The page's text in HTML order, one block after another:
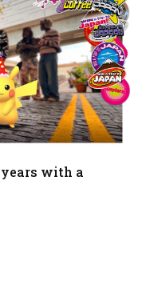
years with a